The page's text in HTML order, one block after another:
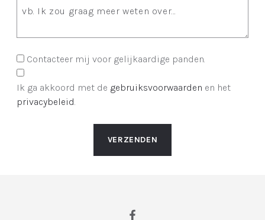
Contacteer mij voor gelijkaardige panden.
Ik ga akkoord met de gebruiksvoorwaarden en het
privacybeleid.
VERZENDEN